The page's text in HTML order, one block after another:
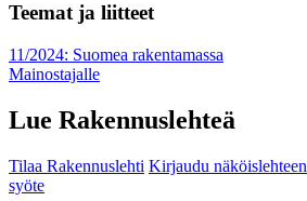
Teemat ja liitteet
11/2024: Suomea rakentamassa
Mainostajalle
Lue Rakennuslehteä
Tilaa Rakennuslehti Kirjaudu näköislehteen
syöte